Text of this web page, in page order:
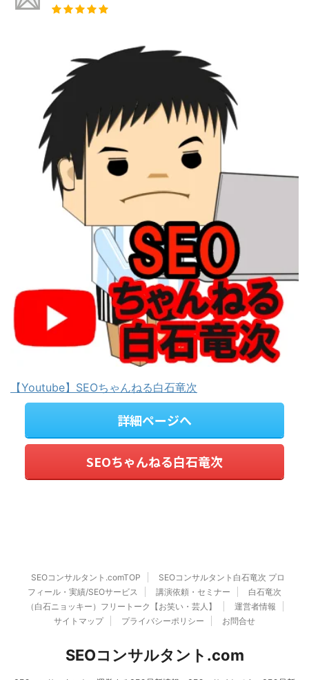
【Youtube】SEOちゃんねる白石竜次
詳細ページへ
SEOちゃんねる白石竜次
SEOコンサルタント.comTOP
SEOコンサルタント白石竜次 プロ
フィール・実績/SEOサービス
講演依頼・セミナー
白石竜次
（白石ニョッキー）フリートーク【お笑い・芸人】
運営者情報
サイトマップ
プライバシーポリシー お問合せ
SEOコンサルタント.com